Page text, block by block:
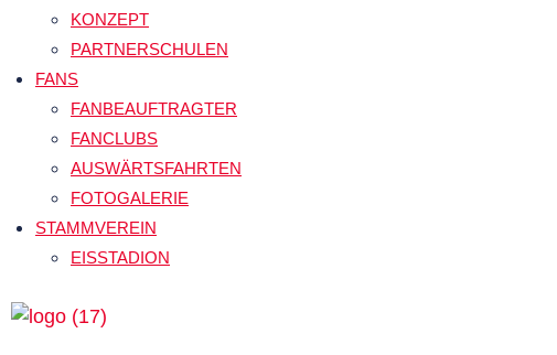
KONZEPT
PARTNERSCHULEN
FANS
FANBEAUFTRAGTER
FANCLUBS
AUSWÄRTSFAHRTEN
FOTOGALERIE
STAMMVEREIN
EISSTADION